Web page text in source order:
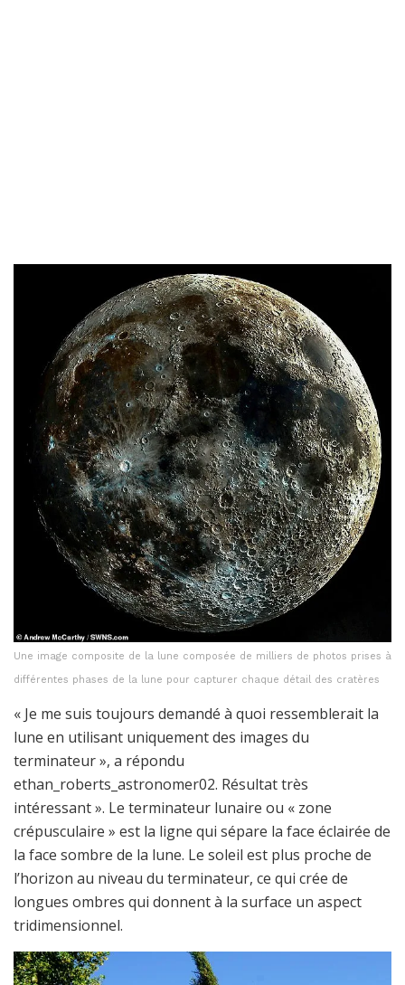
Une image composite de la lune composée de milliers de photos prises à
différentes phases de la lune pour capturer chaque détail des cratères
« Je me suis toujours demandé à quoi ressemblerait la
lune en utilisant uniquement des images du
terminateur », a répondu
ethan_roberts_astronomer02. Résultat très
intéressant ». Le terminateur lunaire ou « zone
crépusculaire » est la ligne qui sépare la face éclairée de
la face sombre de la lune. Le soleil est plus proche de
l’horizon au niveau du terminateur, ce qui crée de
longues ombres qui donnent à la surface un aspect
tridimensionnel.